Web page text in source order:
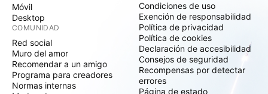
Móvil
Desktop
COMUNIDAD
Red social
Muro del amor
Recomendar a un amigo
Programa para creadores
Normas internas
Condiciones de uso
Exención de responsabilidad
Política de privacidad
Política de cookies
Declaración de accesibilidad
Consejos de seguridad
Recompensas por detectar
errores
Página de estado